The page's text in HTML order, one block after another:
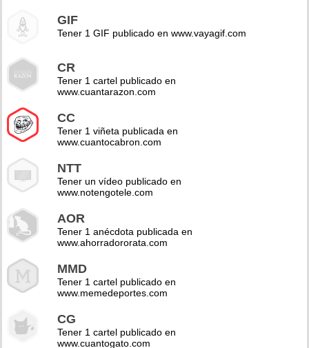
GIF
Tener 1 GIF publicado en www.vayagif.com
CR
Tener 1 cartel publicado en
www.cuantarazon.com
CC
Tener 1 viñeta publicada en
www.cuantocabron.com
NTT
Tener un vídeo publicado en
www.notengotele.com
AOR
Tener 1 anécdota publicada en
www.ahorradororata.com
MMD
Tener 1 cartel publicado en
www.memedeportes.com
CG
Tener 1 cartel publicado en
www.cuantogato.com